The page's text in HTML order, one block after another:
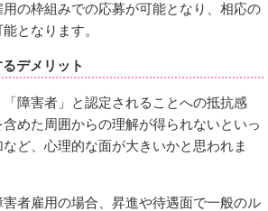
の枠組みでの応募が可能となり、相応の
となります。
デメリット
障害者」と認定されることへの抵抗感
めた周囲からの理解が得られないといっ
ど、心理的な面が大きいかと思われま
者雇用の場合、昇進や待遇面で一般のル